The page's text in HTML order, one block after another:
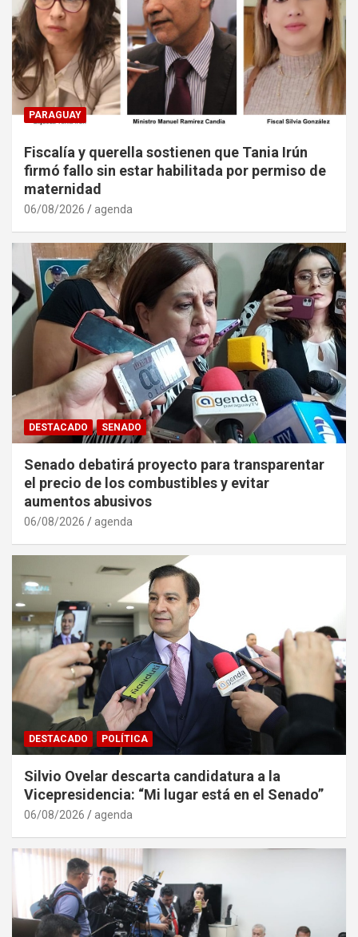
PARAGUAY
Fiscalía y querella sostienen que Tania Irún
firmó fallo sin estar habilitada por permiso de
maternidad
06/08/2026 agenda
DESTACADO SENADO
Senado debatirá proyecto para transparentar
el precio de los combustibles y evitar
aumentos abusivos
06/08/2026 agenda
DESTACADO POLÍTICA
Silvio Ovelar descarta candidatura a la
Vicepresidencia: “Mi lugar está en el Senado”
06/08/2026 agenda